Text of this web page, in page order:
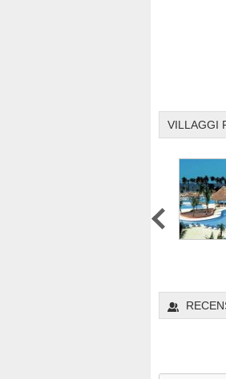
VILLAGGI